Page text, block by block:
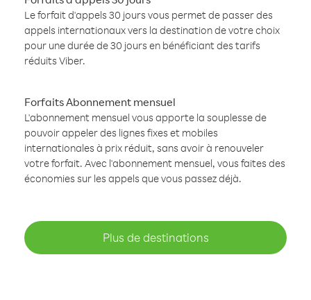
Le forfait d'appels 30 jours vous permet de passer des
appels internationaux vers la destination de votre choix
pour une durée de 30 jours en bénéficiant des tarifs
réduits Viber.
Forfaits Abonnement mensuel
L'abonnement mensuel vous apporte la souplesse de
pouvoir appeler des lignes fixes et mobiles
internationales à prix réduit, sans avoir à renouveler
votre forfait. Avec l'abonnement mensuel, vous faites des
économies sur les appels que vous passez déjà.
Plus de destinations